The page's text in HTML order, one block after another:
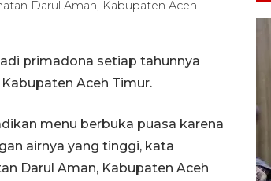
Darul Aman, Kabupaten Aceh
primadona setiap tahunnya
Aceh Timur.
menu berbuka puasa karena
airnya yang tinggi, kata
Darul Aman, Kabupaten Aceh